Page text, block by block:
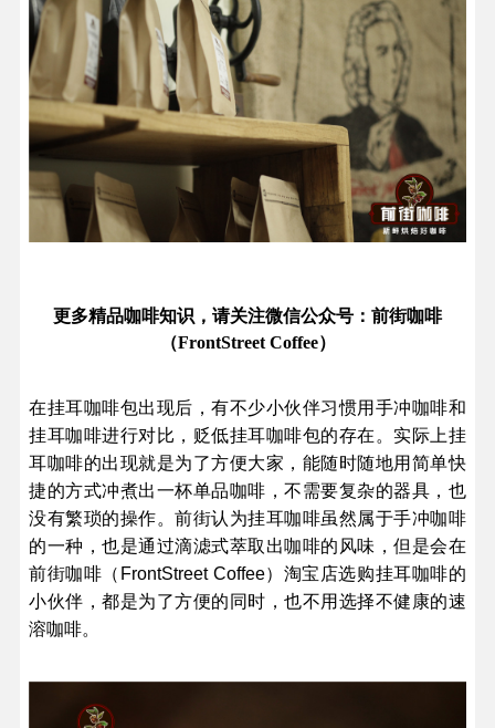
更多精品咖啡知识，请关注微信公众号：前街咖啡
（FrontStreet Coffee）
在挂耳咖啡包出现后，有不少小伙伴习惯用手冲咖啡和
挂耳咖啡进行对比，贬低挂耳咖啡包的存在。实际上挂
耳咖啡的出现就是为了方便大家，能随时随地用简单快
捷的方式冲煮出一杯单品咖啡，不需要复杂的器具，也
没有繁琐的操作。前街认为挂耳咖啡虽然属于手冲咖啡
的一种，也是通过滴滤式萃取出咖啡的风味，但是会在
前街咖啡（FrontStreet Coffee）淘宝店选购挂耳咖啡的
小伙伴，都是为了方便的同时，也不用选择不健康的速
溶咖啡。